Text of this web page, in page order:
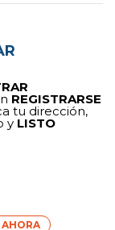
REGISTRARSE
tu dirección,
y LISTO